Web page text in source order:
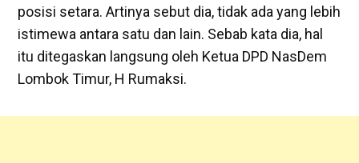
posisi setara. Artinya sebut dia, tidak ada yang lebih
istimewa antara satu dan lain. Sebab kata dia, hal
itu ditegaskan langsung oleh Ketua DPD NasDem
Lombok Timur, H Rumaksi.